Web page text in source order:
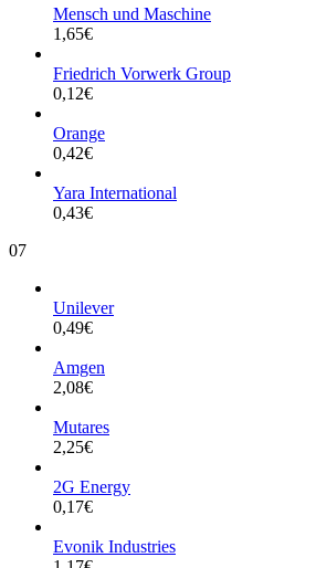
Mensch und Maschine
1,65€
Friedrich Vorwerk Group
0,12€
Orange
0,42€
Yara International
0,43€
07
Unilever
0,49€
Amgen
2,08€
Mutares
2,25€
2G Energy
0,17€
Evonik Industries